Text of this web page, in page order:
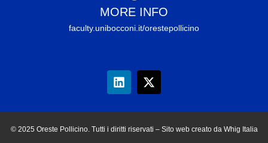
MORE INFO
faculty.unibocconi.it/orestepollicino
© 2025 Oreste Pollicino. Tutti i diritti riservati – Sito web creato da Whig Italia